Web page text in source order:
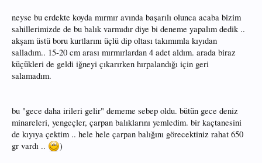
neyse bu erdekte koyda mırmır avında başarılı olunca acaba bizim
sahillerimizde de bu balık varmıdır diye bi deneme yapalım dedik ..
akşam üstü boru kurtlarını üçlü dip oltası takımımla kıyıdan
salladım.. 15-20 cm arası mırmırlardan 4 adet aldım. arada biraz
küçükleri de geldi iğneyi çıkarırken hırpalandığı için geri
salamadım.
bu "gece daha irileri gelir" dememe sebep oldu. bütün gece deniz
minareleri, yengeçler, çarpan balıklarını yemledim. bir kaçtanesini
de kıyıya çektim .. hele hele çarpan balığını görecektiniz rahat 650
gr vardı ..
)